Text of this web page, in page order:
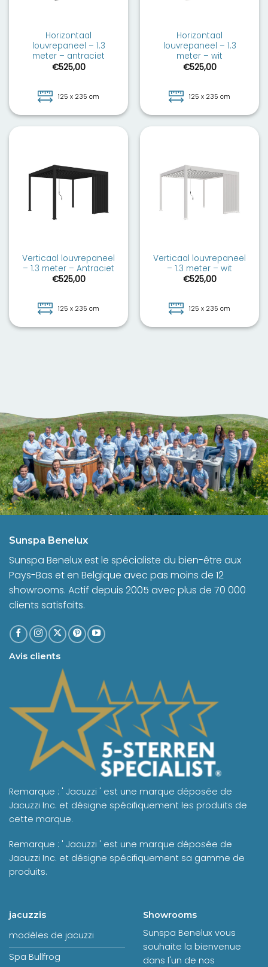
Horizontaal
louvrepaneel – 1.3
meter – antraciet
€525,00
125 x 235 cm
Horizontaal
louvrepaneel – 1.3
meter – wit
€525,00
125 x 235 cm
Verticaal louvrepaneel
– 1.3 meter – Antraciet
€525,00
125 x 235 cm
Verticaal louvrepaneel
– 1.3 meter – wit
€525,00
125 x 235 cm
Sunspa Benelux
Sunspa Benelux est le spécialiste du bien-être aux
Pays-Bas et en Belgique avec pas moins de 12
showrooms. Actif depuis 2005 avec plus de 70 000
clients satisfaits.
Avis clients
Remarque : ' Jacuzzi ' est une marque déposée de
Jacuzzi Inc. et désigne spécifiquement les produits de
cette marque.
Remarque : ' Jacuzzi ' est une marque déposée de
Jacuzzi Inc. et désigne spécifiquement sa gamme de
produits.
jacuzzis
modèles de jacuzzi
Spa Bullfrog
Showrooms
Sunspa Benelux vous
souhaite la bienvenue
dans l'un de nos